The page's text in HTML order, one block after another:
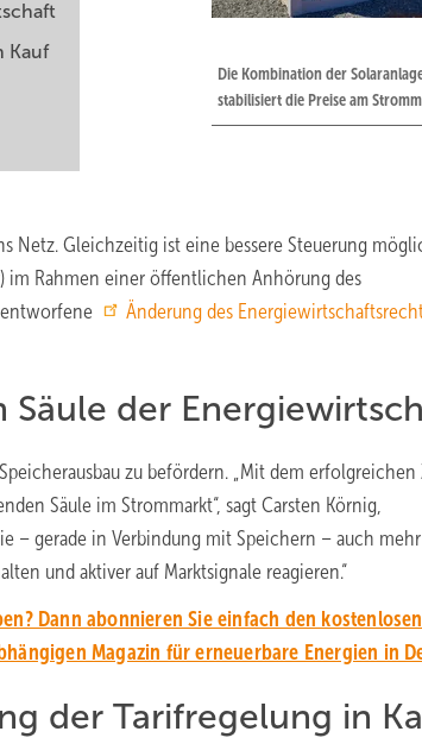
Die Kombination der
stabilisiert die Preise am
Kauf
Gleichzeitig ist eine bessere Steuerung
im Rahmen einer öffentlichen Anhörung des
entworfene
Änderung des
der
zu befördern. „Mit dem erfolgreichen
Säule im Strommarkt“, sagt Carsten Körnig,
– gerade in Verbindung mit Speichern – auch mehr
und aktiver auf Marktsignale reagieren.“
Dann abonnieren Sie einfach den
Magazin für erneuerbare Energien in
der Tarifregelung in